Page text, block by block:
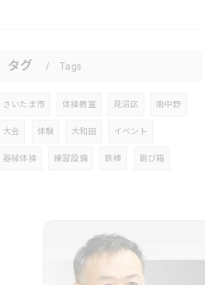
タグ Tags
さいたま市 体操教室 見沼区 南中野
大会 体験 大和田 イベント
器械体操 練習設備 鉄棒 跳び箱